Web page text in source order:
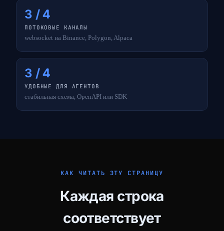
3 / 4
ПОТОКОВЫЕ КАНАЛЫ
websocket на Binance, Polygon, Alpaca
3 / 4
УДОБНЫЕ ДЛЯ АГЕНТОВ
стабильная схема, OpenAPI или SDK
КАК ЧИТАТЬ ЭТУ СТРАНИЦУ
Каждая строка
соответствует